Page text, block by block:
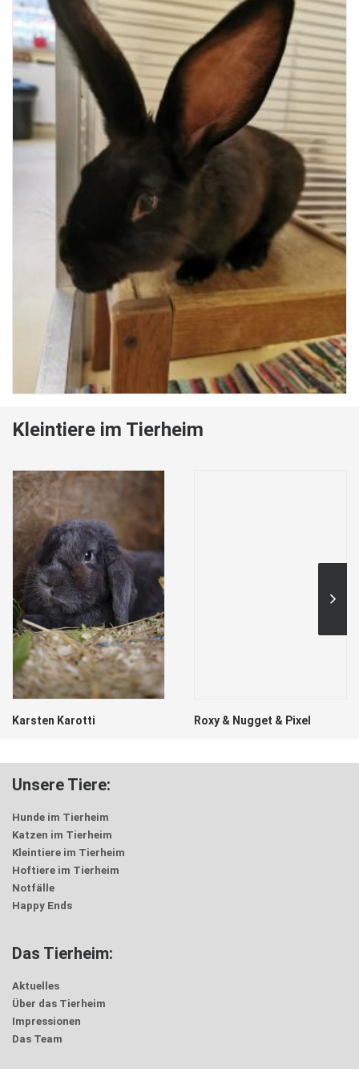
Kleintiere im Tierheim
Karotti Roxy & Nugget & Pixel
Unsere Tiere:
Hunde im Tierheim
Katzen im Tierheim
Kleintiere im Tierheim
Hoftiere im Tierheim
Notfälle
Happy Ends
Das Tierheim:
Aktuelles
Über das Tierheim
Impressionen
Das Team